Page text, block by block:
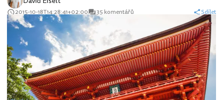
2015-10-18T14:28:41+02:00 35 komentářů Sdílet